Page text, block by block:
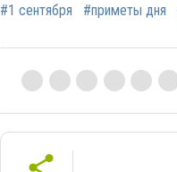
#1 сентября #приметы дня